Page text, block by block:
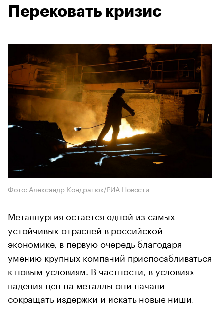
Перековать кризис
Фото: Александр Кондратюк/РИА Новости
Металлургия остается одной из самых
устойчивых отраслей в российской
экономике, в первую очередь благодаря
умению крупных компаний приспосабливаться
к новым условиям. В частности, в условиях
падения цен на металлы они начали
сокращать издержки и искать новые ниши.